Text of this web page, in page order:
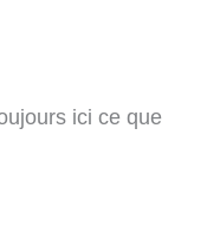
ici ce que